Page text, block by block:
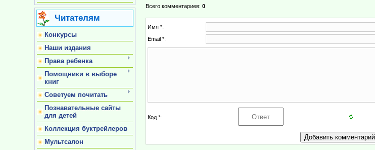
Читателям
Конкурсы
Наши издания
Права ребенка
Помощники в выборе
книг
Советуем почитать
Познавательные сайты
для детей
Коллекция буктрейлеров
Мультсалон
Всего комментариев: 0
Имя *:
Email *:
Код *: